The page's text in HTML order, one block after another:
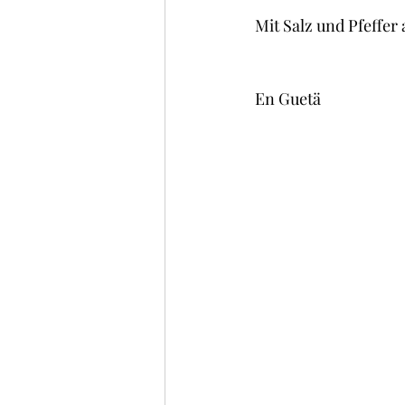
Mit Salz und Pfeffer
En Guetä